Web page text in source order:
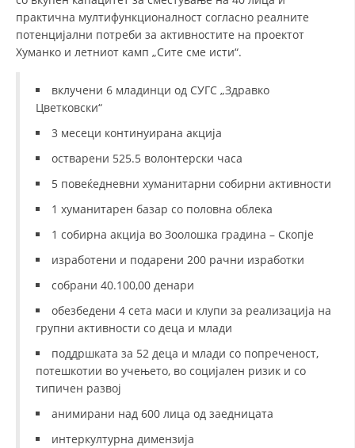
практична мултифункционалност согласно реалните
потенцијални потреби за активностите на проектот
Хуманко и летниот камп „Сите сме исти“.
вклучени 6 младинци од СУГС „Здравко
Цветковски“
3 месеци континуирана акција
остварени 525.5 волонтерски часа
5 повеќедневни хуманитарни собирни активности
1 хуманитарен базар со половна облека
1 собирна акција во Зоолошка градина – Скопје
изработени и подарени 200 рачни изработки
собрани 40.100,00 денари
обезбедени 4 сета маси и клупи за реализација на
групни активности со деца и млади
поддршката за 52 деца и млади со попреченост,
потешкотии во учењето, во социјален ризик и со
типичен развој
анимирани над 600 лица од заедницата
интеркултурна димензија